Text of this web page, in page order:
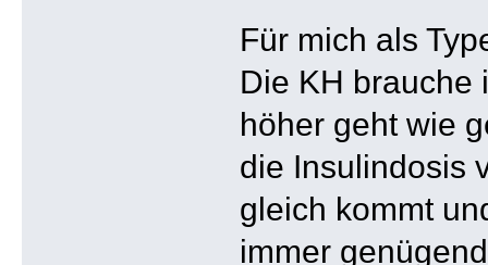
Für mich als
Die KH brauche
höher geht wie
die Insulindosis
gleich kommt
immer